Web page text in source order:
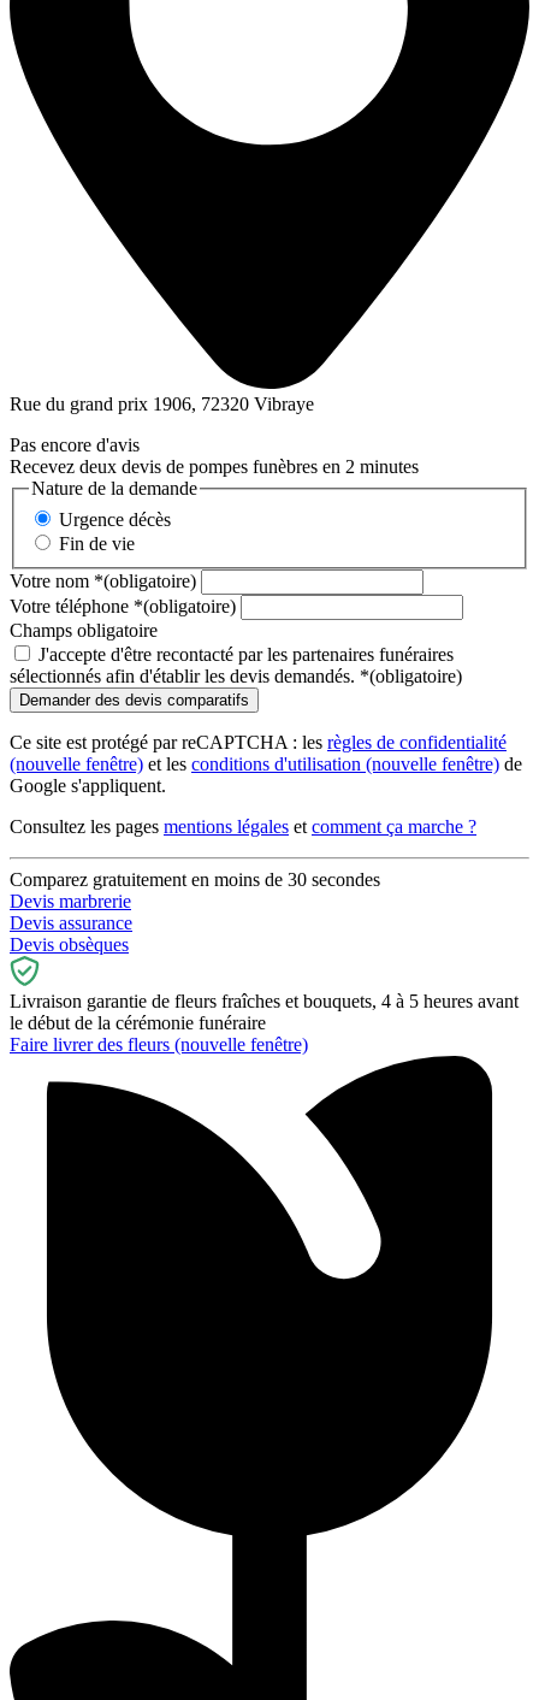
Rue du grand prix 1906, 72320 Vibraye
Pas encore d'avis
Recevez deux devis de pompes funèbres en 2 minutes
Nature de la demande
Urgence décès
Fin de vie
Votre nom *(obligatoire)
Votre téléphone *(obligatoire)
Champs obligatoire
J'accepte d'être recontacté par les partenaires funéraires
sélectionnés afin d'établir les devis demandés. *(obligatoire)
Ce site est protégé par reCAPTCHA : les règles de confidentialité
(nouvelle fenêtre) et les conditions d'utilisation (nouvelle fenêtre) de
Google s'appliquent.
Consultez les pages mentions légales et comment ça marche ?
Comparez gratuitement en moins de 30 secondes
Devis marbrerie
Devis assurance
Devis obsèques
Livraison garantie de fleurs fraîches et bouquets, 4 à 5 heures avant
le début de la cérémonie funéraire
Faire livrer des fleurs (nouvelle fenêtre)